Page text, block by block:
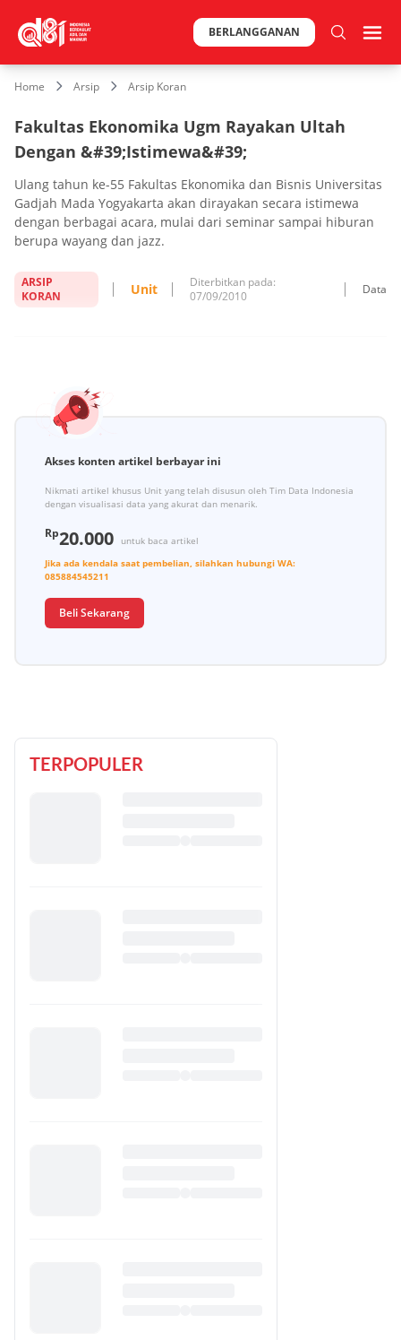
BERLANGGANAN
Home Arsip Arsip Koran
Fakultas Ekonomika Ugm Rayakan Ultah
Dengan &#39;Istimewa&#39;
Ulang tahun ke-55 Fakultas Ekonomika dan Bisnis Universitas
Gadjah Mada Yogyakarta akan dirayakan secara istimewa
dengan berbagai acara, mulai dari seminar sampai hiburan
berupa wayang dan jazz.
ARSIP
KORAN
Unit
Diterbitkan pada:
07/09/2010
Data
Akses konten artikel berbayar ini
Nikmati artikel khusus Unit yang telah disusun oleh Tim Data Indonesia
dengan visualisasi data yang akurat dan menarik.
Rp20.000
untuk baca artikel
Jika ada kendala saat pembelian, silahkan hubungi WA:
085884545211
Beli Sekarang
TERPOPULER